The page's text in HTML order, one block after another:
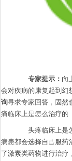
专家提示： 向
会对疾病的康复起到幻
询寻求专家回答，固然
痛临床上是怎么治疗的
头疼临床上是怎
病患都会选择自己服药
了激素类药物进行治疗